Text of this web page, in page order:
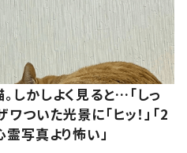
しかしよく見ると…「しっ
ついた光景に「ヒッ！」「2
霊写真より怖い」